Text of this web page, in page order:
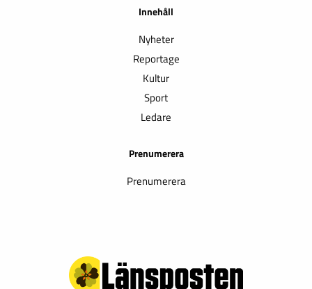
Innehåll
Nyheter
Reportage
Kultur
Sport
Ledare
Prenumerera
Prenumerera